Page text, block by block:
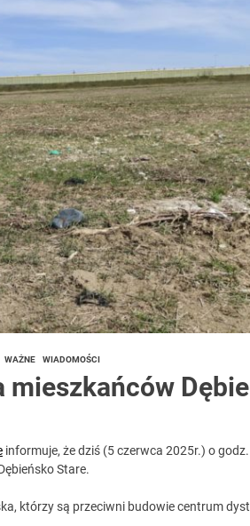
rozwiązaniach
WAŻNE WIADOMOŚCI
mieszkańców
informuje, że dziś (5 czerwca 2025r.) o
Stare.
którzy są przeciwni budowie centrum